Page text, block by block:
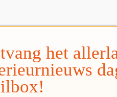
het